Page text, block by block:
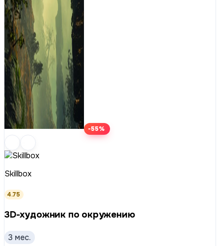
-55%
Skillbox
4.75
3D-художник по окружению
3 мес.